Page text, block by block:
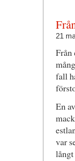
21
Från
fall
En
var